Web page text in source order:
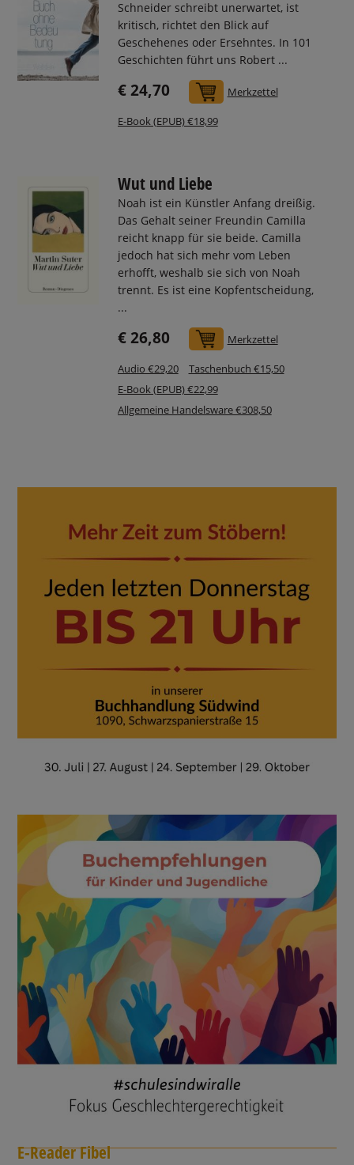
Schneider schreibt unerwartet, ist
kritisch, richtet den Blick auf
Geschehenes oder Ersehntes. In 101
Geschichten führt uns Robert ...
€ 24,70 In den Warenkorb
Merkzettel
E-Book (EPUB) €18,99
Wut und Liebe
Noah ist ein Künstler Anfang dreißig.
Das Gehalt seiner Freundin Camilla
reicht knapp für sie beide. Camilla
jedoch hat sich mehr vom Leben
erhofft, weshalb sie sich von Noah
trennt. Es ist eine Kopfentscheidung,
...
€ 26,80 In den Warenkorb
Merkzettel
Audio €29,20
Taschenbuch €15,50
E-Book (EPUB) €22,99
Allgemeine Handelsware €308,50
E-Reader Fibel